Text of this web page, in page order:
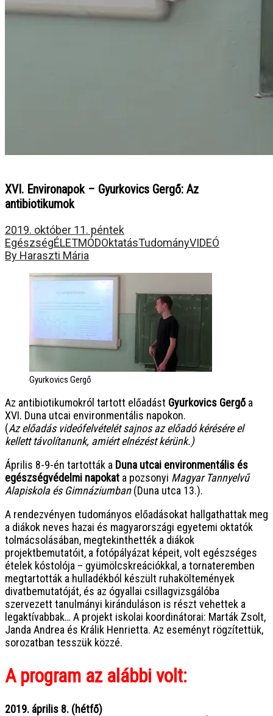
XVI. Environapok – Gyurkovics Gergő: Az
antibiotikumok
2019. október 11. péntek
EgészségÉLETMÓDOktatásTudományVIDEÓ
By Haraszti Mária
Gyurkovics Gergő
Az antibiotikumokról tartott előadást Gyurkovics Gergő a
XVI. Duna utcai environmentális napokon.
(Az előadás videófelvételét sajnos az előadó kérésére el
kellett távolítanunk, amiért elnézést kérünk.)
Április 8-9-én tartották a Duna utcai environmentális és
egészségvédelmi napokat a pozsonyi Magyar Tannyelvű
Alapiskola és Gimnáziumban(Duna utca 13.).
A rendezvényen tudományos előadásokat hallgathattak meg
a diákok neves hazai és magyarországi egyetemi oktatók
tolmácsolásában, megtekinthették a diákok
projektbemutatóit, a fotópályázat képeit, volt egészséges
ételek kóstolója – gyümölcskreációkkal, a tornateremben
megtartották a hulladékból készült ruhaköltemények
divatbemutatóját, és az ógyallai csillagvizsgálóba
szervezett tanulmányi kiránduláson is részt vehettek a
legaktívabbak… A projekt iskolai koordinátorai: Marták Zsolt,
Janda Andrea és Králik Henrietta. Az eseményt rögzítettük,
sorozatban tesszük közzé.
A program az alábbi volt:
2019. április 8. (hétfő)